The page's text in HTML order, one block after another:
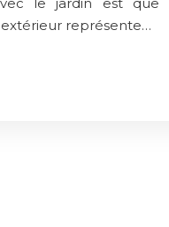
représente…